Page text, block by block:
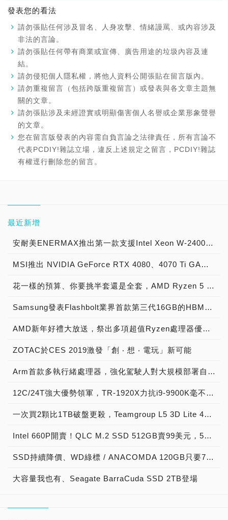
發表您的看法
請勿張貼任何涉及冒名、人身攻擊、情緒謾罵、或內容涉及
非法的言論。
請勿張貼任何帶有商業或宣傳、廣告用途的垃圾內容及連
結。
請勿侵犯個人隱私權，將他人資料公開張貼在留言版內。
請勿重複留言（包括跨版重複留言）或發表與各文章主題無
關的文章。
請勿張貼涉及未經證實或明顯傷害個人名譽或企業形象聲譽
的文章。
您在留言版發表的內容需自負言論之法律責任，所有言論不
代表PCDIY!雜誌立場，違反上述規定之留言，PCDIY!雜誌
有權逕行刪除您的留言。
最近新增
安耐美ENERMAX推出第一款支援Intel Xeon W-2400與W-3400系列Sapphire Rapids-WS處理器LGA4677腳位AIO一體式水冷散熱器 - 幻彩銳龍 LIQTECH TR4 II 360 ARGB
MSI推出 NVIDIA GeForce RTX 4080、4070 Ti GAMING TRIO WHITE 顯示卡
花一樣的預算、你要挑半套還是全套，AMD Ryzen 5 5600X整組不用Intel 12代的半價就能入手
Samsung發表Flashbolt業界首款第三代16GB的HBM2E記憶體技術，效能達到JEDEC最新HBM2標準之3.2Gbps，將推動HPC市場再達巔峰
AMD新年好禮大放送，祭出多項超值Ryzen處理器優惠方案
ZOTAC於CES 2019激發「創 ‧ 想 ‧ 電玩」新可能
Arm首款多執行緒處理器，強化駕駛人對大規模部署自駕車的安全信任
12C/24T強大優勢領軍，TR-1920X力抗i9-9900K毫不遜色
一次買2顆比1TB破盤更殺，Teamgroup L5 3D Lite 480GB超低價2188
Intel 660P開賣！QLC M.2 SSD 512GB賣99美元，5年保固敢不敢衝~
SSD持續降價、WD綠標 / ANACOMDA 120GB只要799/788元即可入手
大容量我也有、Seagate BarraCuda SSD 2TB登場